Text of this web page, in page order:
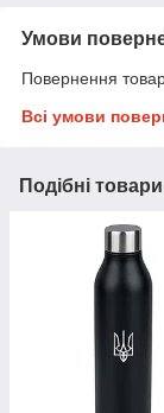
Умови
Повернення
Всі умови
Подібні